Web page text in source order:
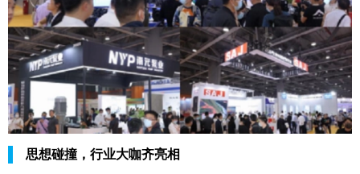
思想碰撞，行业大咖齐亮相